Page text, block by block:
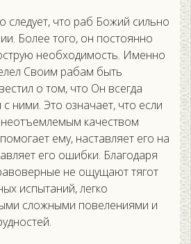
следует, что раб Божий сильно
Более того, он постоянно
необходимость. Именно
Своим рабам быть
о том, что Он всегда
с ними. Это означает, что если
качеством
ему, наставляет его на
его ошибки. Благодаря
не ощущают тягот
испытаний, легко
сложными повелениями и